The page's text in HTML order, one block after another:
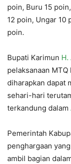
poin, Buru 15
12 poin, Ungar 10
poin.
Bupati Karimun H.
pelaksanaan
diharapkan dapat
sehari-hari
terkandung dalam
Pemerintah
penghargaan
ambil bagian